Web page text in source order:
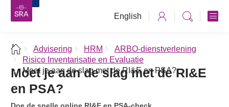
English
Advisering HRM
ARBO-dienstverlening
Risico Inventarisatie en Evaluatie
Moet je aan de slag met de RI&E en PSA?
Moet je aan de slag met de RI&E
en PSA?